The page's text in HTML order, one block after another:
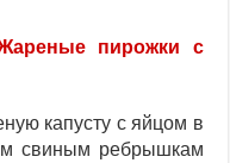
пирожки с
капусту с яйцом в
свиным ребрышкам